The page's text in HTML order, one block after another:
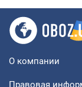
О компании
Правовая